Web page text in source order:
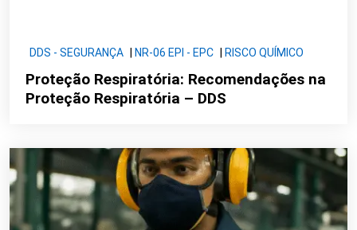
DDS - SEGURANÇA NR-06 EPI - EPC RISCO QUÍMICO
Proteção Respiratória: Recomendações na
Proteção Respiratória – DDS